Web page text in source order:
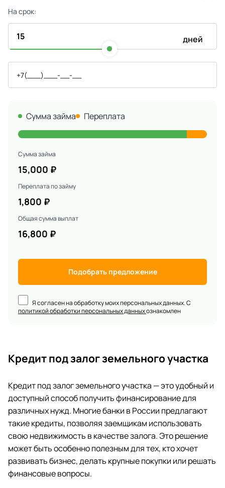
На срок:
дней
Сумма займа Переплата
Сумма займа
15,000 ₽
Переплата по займу
1,800 ₽
Общая сумма выплат
16,800 ₽
Подобрать предложение
Я согласен на обработку моих персональных данных. С
политикой обработки персональных данныхознакомлен
Кредит под залог земельного участка
Кредит под залог земельного участка — это удобный и
доступный способ получить финансирование для
различных нужд. Многие банки в России предлагают
такие кредиты, позволяя заемщикам использовать
свою недвижимость в качестве залога. Это решение
может быть особенно полезным для тех, кто хочет
развивать бизнес, делать крупные покупки или решать
финансовые вопросы.